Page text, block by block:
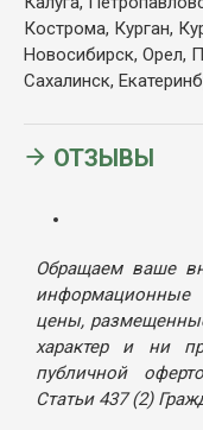
Кострома, Курган,
Новосибирск, Орел,
Сахалинск,
ОТЗЫВЫ
Обращаем ваше
информационные
цены,
характер и ни
публичной
Статьи 437 (2)